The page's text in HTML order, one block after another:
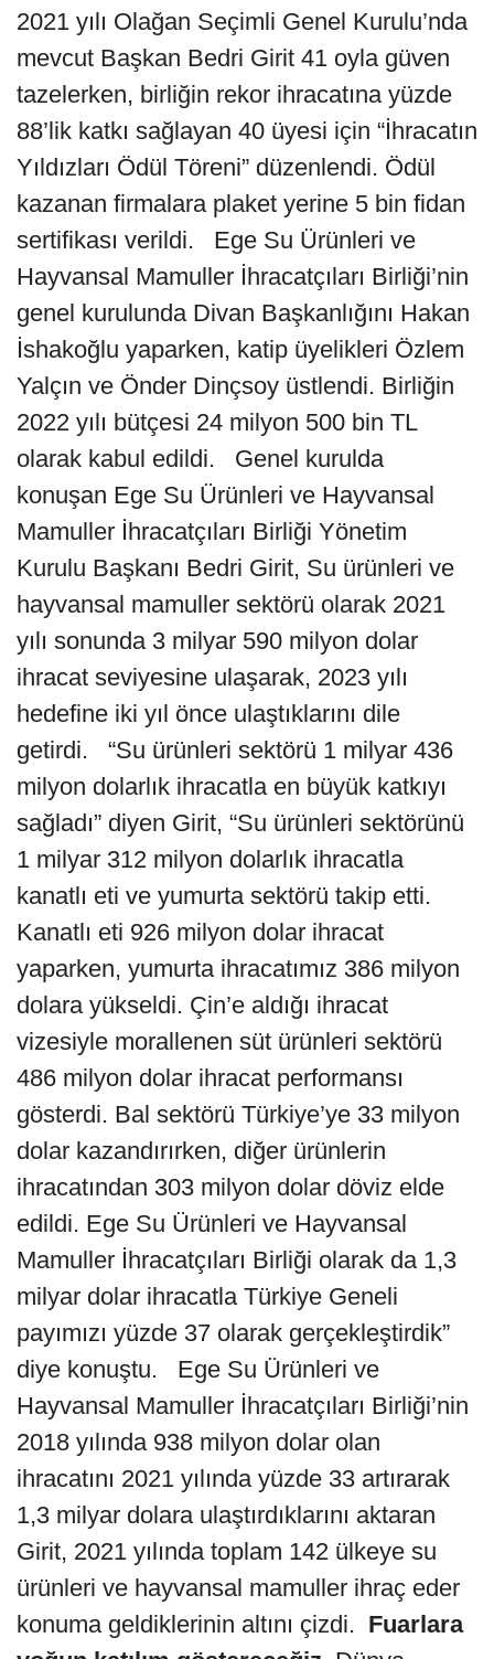
2021 yılı Olağan Seçimli Genel Kurulu’nda
mevcut Başkan Bedri Girit 41 oyla güven
tazelerken, birliğin rekor ihracatına yüzde
88’lik katkı sağlayan 40 üyesi için “İhracatın
Yıldızları Ödül Töreni” düzenlendi. Ödül
kazanan firmalara plaket yerine 5 bin fidan
sertifikası verildi. Ege Su Ürünleri ve
Hayvansal Mamuller İhracatçıları Birliği’nin
genel kurulunda Divan Başkanlığını Hakan
İshakoğlu yaparken, katip üyelikleri Özlem
Yalçın ve Önder Dinçsoy üstlendi. Birliğin
2022 yılı bütçesi 24 milyon 500 bin TL
olarak kabul edildi. Genel kurulda
konuşan Ege Su Ürünleri ve Hayvansal
Mamuller İhracatçıları Birliği Yönetim
Kurulu Başkanı Bedri Girit, Su ürünleri ve
hayvansal mamuller sektörü olarak 2021
yılı sonunda 3 milyar 590 milyon dolar
ihracat seviyesine ulaşarak, 2023 yılı
hedefine iki yıl önce ulaştıklarını dile
getirdi. “Su ürünleri sektörü 1 milyar 436
milyon dolarlık ihracatla en büyük katkıyı
sağladı” diyen Girit, “Su ürünleri sektörünü
1 milyar 312 milyon dolarlık ihracatla
kanatlı eti ve yumurta sektörü takip etti.
Kanatlı eti 926 milyon dolar ihracat
yaparken, yumurta ihracatımız 386 milyon
dolara yükseldi. Çin’e aldığı ihracat
vizesiyle morallenen süt ürünleri sektörü
486 milyon dolar ihracat performansı
gösterdi. Bal sektörü Türkiye’ye 33 milyon
dolar kazandırırken, diğer ürünlerin
ihracatından 303 milyon dolar döviz elde
edildi. Ege Su Ürünleri ve Hayvansal
Mamuller İhracatçıları Birliği olarak da 1,3
milyar dolar ihracatla Türkiye Geneli
payımızı yüzde 37 olarak gerçekleştirdik”
diye konuştu. Ege Su Ürünleri ve
Hayvansal Mamuller İhracatçıları Birliği’nin
2018 yılında 938 milyon dolar olan
ihracatını 2021 yılında yüzde 33 artırarak
1,3 milyar dolara ulaştırdıklarını aktaran
Girit, 2021 yılında toplam 142 ülkeye su
ürünleri ve hayvansal mamuller ihraç eder
konuma geldiklerinin altını çizdi. Fuarlara